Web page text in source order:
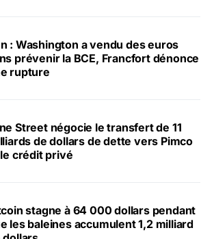
: Washington a vendu des euros
prévenir la BCE, Francfort dénonce
rupture
Street négocie le transfert de 11
de dollars de dette vers Pimco
crédit privé
stagne à 64 000 dollars pendant
les baleines accumulent 1,2 milliard